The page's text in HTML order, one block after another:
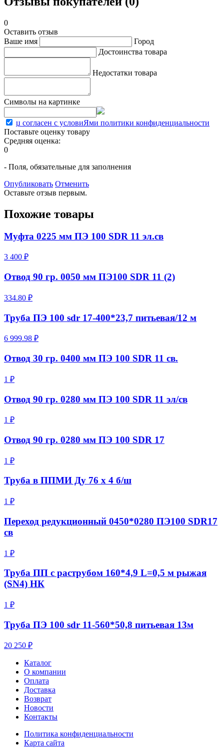
0
Оставить отзыв
Ваше имя
Город
Достоинства товара
Недостатки товара
Символы на картинке
џ согласен с условиЯми политики конфиденциальности
Поставьте оценку товару
Средняя оценка:
0
- Поля, обязательные для заполнения
Опубликовать Отменить
Оставьте отзыв первым.
Похожие товары
Муфта 0225 мм ПЭ 100 SDR 11 эл.св
3 400 ₽
Отвод 90 гр. 0050 мм ПЭ100 SDR 11 (2)
334.80 ₽
Труба ПЭ 100 sdr 17-400*23,7 питьевая/12 м
6 999.98 ₽
Отвод 30 гр. 0400 мм ПЭ 100 SDR 11 св.
1 ₽
Отвод 90 гр. 0280 мм ПЭ 100 SDR 11 эл/св
1 ₽
Отвод 90 гр. 0280 мм ПЭ 100 SDR 17
1 ₽
Труба в ППМИ Ду 76 х 4 б/ш
1 ₽
Переход редукционный 0450*0280 ПЭ100 SDR17
св
1 ₽
Труба ПП с раструбом 160*4,9 L=0,5 м рыжая
(SN4) НК
1 ₽
Труба ПЭ 100 sdr 11-560*50,8 питьевая 13м
20 250 ₽
Каталог
О компании
Оплата
Доставка
Возврат
Новости
Контакты
Политика конфиденциальности
Карта сайта